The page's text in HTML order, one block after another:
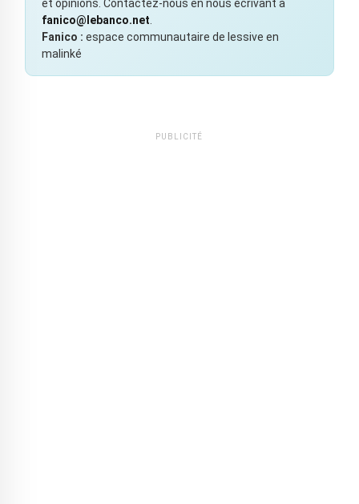
et opinions. Contactez-nous en nous écrivant à
fanico@lebanco.net
Fanico : espace communautaire de lessive en
malinké
PUBLICITÉ